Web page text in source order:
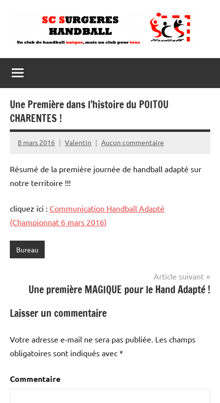
Une Première dans l’histoire du POITOU
CHARENTES !
8 mars 2016 Valentin Aucun commentaire
Résumé de la première journée de handball adapté sur
notre territoire !!!
cliquez ici : Communication Handball Adapté
(Championnat 6 mars 2016)
Bureau
l’article
Article suivant
Une première MAGIQUE pour le Hand Adapté !
Laisser un commentaire
Votre adresse e-mail ne sera pas publiée. Les champs
obligatoires sont indiqués avec *
Commentaire